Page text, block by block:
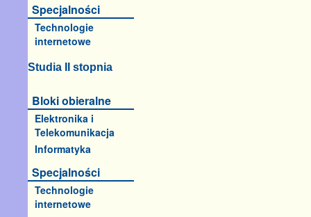
Specjalności
Technologie
internetowe
Studia II stopnia
Bloki obieralne
Elektronika i
Telekomunikacja
Informatyka
Specjalności
Technologie
internetowe